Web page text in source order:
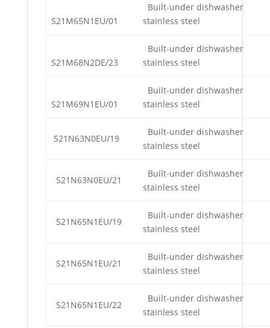
S21M65N1EU/01
Built-under dishwasher
stainless steel
S21M68N2DE/23
Built-under dishwasher
stainless steel
S21M69N1EU/01
Built-under dishwasher
stainless steel
S21N63N0EU/19
Built-under dishwasher
stainless steel
S21N63N0EU/21
Built-under dishwasher
stainless steel
S21N65N1EU/19
Built-under dishwasher
stainless steel
S21N65N1EU/21
Built-under dishwasher
stainless steel
S21N65N1EU/22
Built-under dishwasher
stainless steel